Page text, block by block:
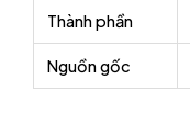
Thành phần
Nguồn gốc